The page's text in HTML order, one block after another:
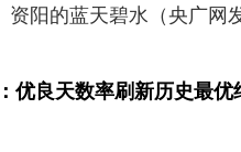
资阳的蓝天碧水（央广网
优良天数率刷新历史最优